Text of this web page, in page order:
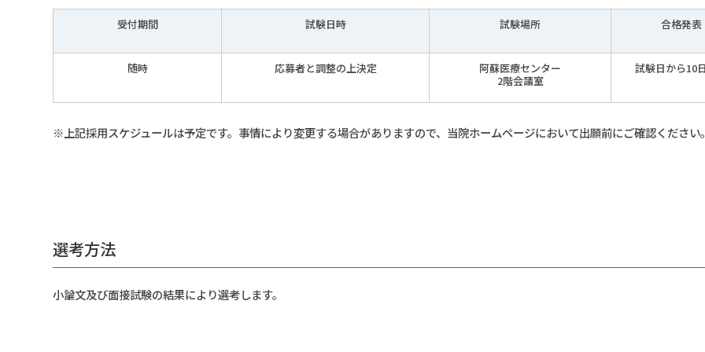
受付期間 試験日時 試験場所 合格発表
随時 応募者と調整の上決定
阿蘇医療センター
2階会議室
試験日から10
※上記採用スケジュールは予定です。事情により変更する場合がありますので、当院ホームページにおいて出願前にご確認ください。
選考方法
小論文及び面接試験の結果により選考します。